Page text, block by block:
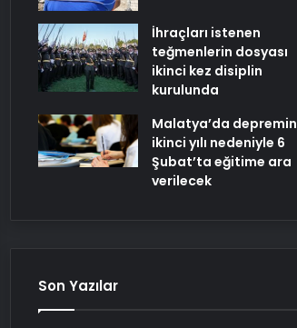
İhraçları istenen
teğmenlerin dosyası
ikinci kez disiplin
kurulunda
Malatya’da depremin
ikinci yılı nedeniyle 6
Şubat’ta eğitime ara
verilecek
Son Yazılar